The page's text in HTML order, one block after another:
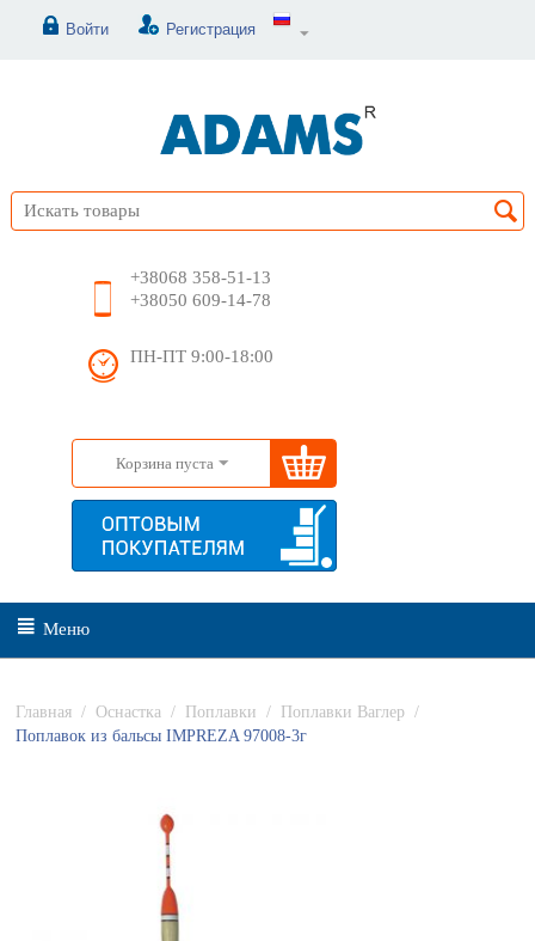
Войти Регистрация
+38068 358-51-13
+38050 609-14-78
ПН-ПТ 9:00-18:00
Корзина пуста
Меню
Главная / Оснастка / Поплавки / Поплавки Ваглер /
Поплавок из бальсы IMPREZA 97008-3г